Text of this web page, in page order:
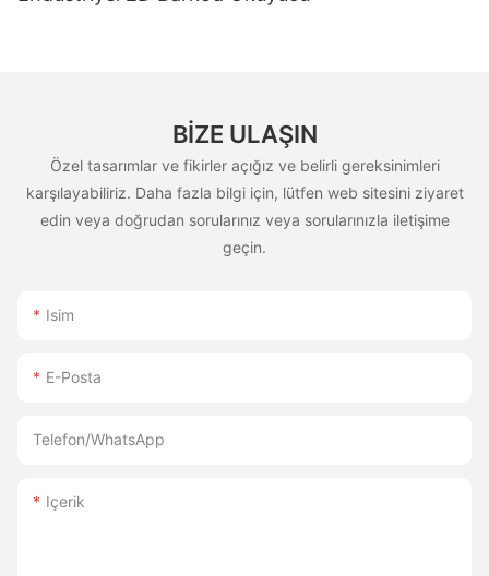
BIZE ULAŞIN
Özel tasarımlar ve fikirler açığız ve belirli gereksinimleri
karşılayabiliriz. Daha fazla bilgi için, lütfen web sitesini ziyaret
edin veya doğrudan sorularınız veya sorularınızla iletişime
geçin.
Isim
E-Posta
Telefon/WhatsApp
Içerik